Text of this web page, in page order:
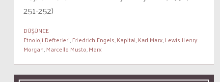
251-252)
DÜŞÜNCE
Etnoloji Defterleri,Friedrich Engels,Kapital,Karl Marx,Lewis Henry
Morgan,Marcello Musto,Marx